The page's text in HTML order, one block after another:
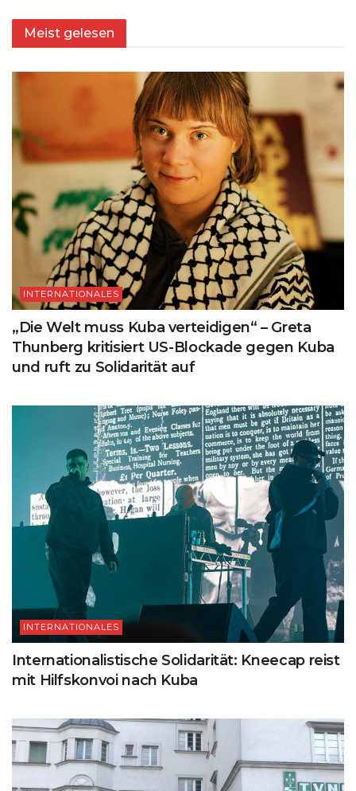
Meist gelesen
INTERNATIONALES
„Die Welt muss Kuba verteidigen“ – Greta
Thunberg kritisiert US-Blockade gegen Kuba
und ruft zu Solidarität auf
INTERNATIONALES
Internationalistische Solidarität: Kneecap reist
mit Hilfskonvoi nach Kuba